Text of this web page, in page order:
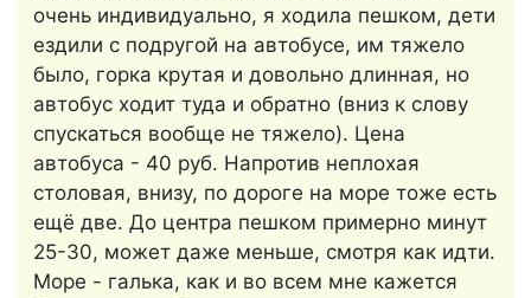
очень индивидуально, я ходила пешком, дети
ездили с подругой на автобусе, им тяжело
было, горка крутая и довольно длинная, но
автобус ходит туда и обратно (вниз к слову
спускаться вообще не тяжело). Цена
автобуса - 40 руб. Напротив неплохая
столовая, внизу, по дороге на море тоже есть
ещё две. До центра пешком примерно минут
25-30, может даже меньше, смотря как идти.
Море - галька, как и во всем мне кажется